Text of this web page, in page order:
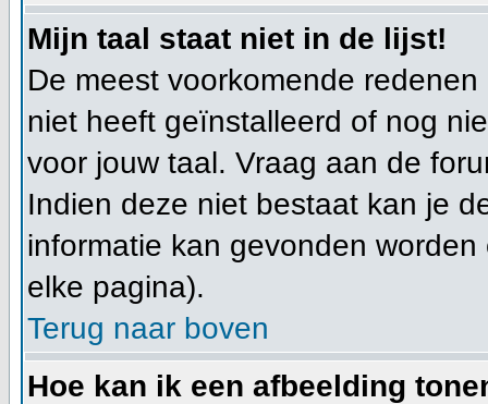
Mijn taal staat niet in de lijst!
De meest voorkomende
niet heeft geïnstalleerd of nog
voor jouw taal. Vraag aan de
Indien deze niet bestaat kan je
informatie kan gevonden
elke pagina).
Terug naar boven
Hoe kan ik een afbeelding